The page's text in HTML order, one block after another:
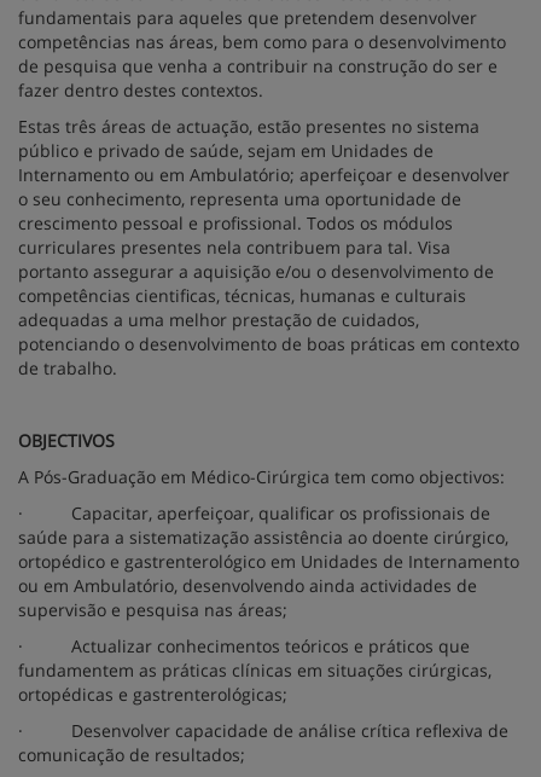
fundamentais para aqueles que pretendem desenvolver
competências nas áreas, bem como para o desenvolvimento
de pesquisa que venha a contribuir na construção do ser e
fazer dentro destes contextos.
Estas três áreas de actuação, estão presentes no sistema
público e privado de saúde, sejam em Unidades de
Internamento ou em Ambulatório; aperfeiçoar e desenvolver
o seu conhecimento, representa uma oportunidade de
crescimento pessoal e profissional. Todos os módulos
curriculares presentes nela contribuem para tal. Visa
portanto assegurar a aquisição e/ou o desenvolvimento de
competências cientificas, técnicas, humanas e culturais
adequadas a uma melhor prestação de cuidados,
potenciando o desenvolvimento de boas práticas em contexto
de trabalho.
OBJECTIVOS
A Pós-Graduação em Médico-Cirúrgica tem como objectivos:
·
Capacitar, aperfeiçoar, qualificar os profissionais de
saúde para a sistematização assistência ao doente cirúrgico,
ortopédico e gastrenterológico em Unidades de Internamento
ou em Ambulatório, desenvolvendo ainda actividades de
supervisão e pesquisa nas áreas;
·
Actualizar conhecimentos teóricos e práticos que
fundamentem as práticas clínicas em situações cirúrgicas,
ortopédicas e gastrenterológicas;
·
Desenvolver capacidade de análise crítica reflexiva de
comunicação de resultados;